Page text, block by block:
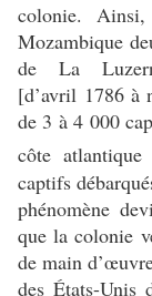
colonie.
Mozambique
de La
[d’avril 1786 à
de 3 à 4 000
côte atlantique
captifs
phénomène
que la colonie
de main
des États-Unis